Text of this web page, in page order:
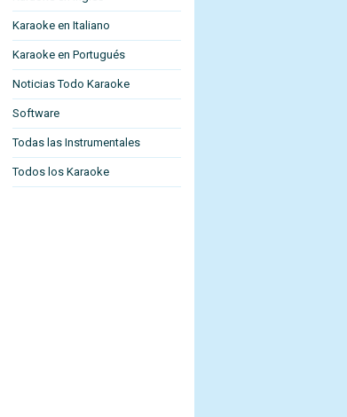
Karaoke en Italiano
Karaoke en Portugués
Noticias Todo Karaoke
Software
Todas las Instrumentales
Todos los Karaoke